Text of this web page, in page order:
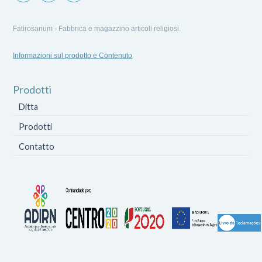
Fatirosarium - Fabbrica e magazzino articoli religiosi.
Informazioni sul prodotto e Contenuto
Prodotti
Ditta
Prodotti
Contatto